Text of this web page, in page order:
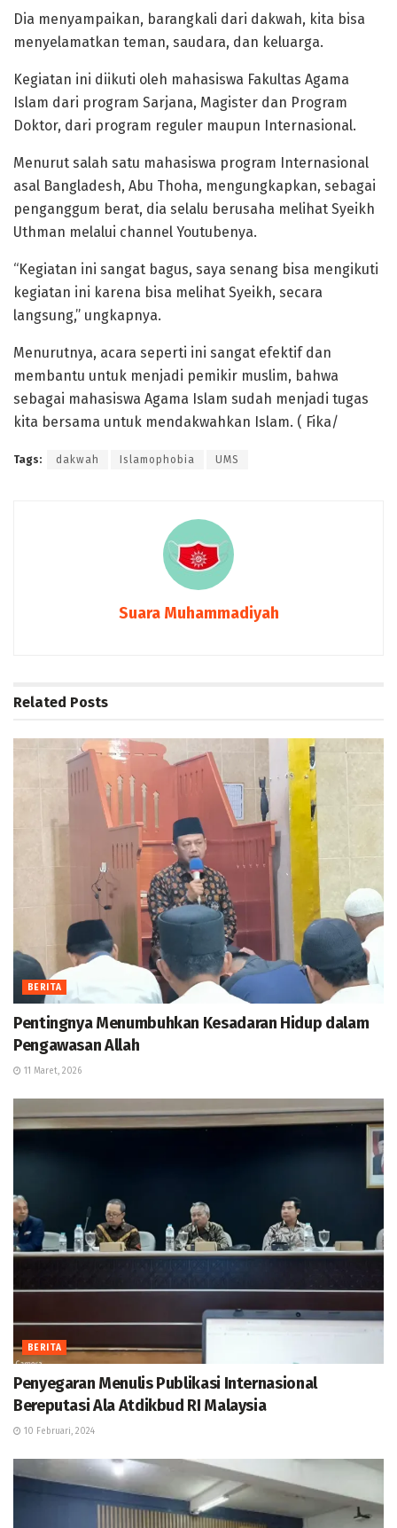
Dia menyampaikan, barangkali dari dakwah, kita bisa
menyelamatkan teman, saudara, dan keluarga.
Kegiatan ini diikuti oleh mahasiswa Fakultas Agama
Islam dari program Sarjana, Magister dan Program
Doktor, dari program reguler maupun Internasional.
Menurut salah satu mahasiswa program Internasional
asal Bangladesh, Abu Thoha, mengungkapkan, sebagai
penganggum berat, dia selalu berusaha melihat Syeikh
Uthman melalui channel Youtubenya.
“Kegiatan ini sangat bagus, saya senang bisa mengikuti
kegiatan ini karena bisa melihat Syeikh, secara
langsung,” ungkapnya.
Menurutnya, acara seperti ini sangat efektif dan
membantu untuk menjadi pemikir muslim, bahwa
sebagai mahasiswa Agama Islam sudah menjadi tugas
kita bersama untuk mendakwahkan Islam. ( Fika/
Tags: dakwah Islamophobia UMS
Suara Muhammadiyah
Related Posts
BERITA
Pentingnya Menumbuhkan Kesadaran Hidup dalam
Pengawasan Allah
11 Maret, 2026
BERITA
Penyegaran Menulis Publikasi Internasional
Bereputasi Ala Atdikbud RI Malaysia
10 Februari, 2024